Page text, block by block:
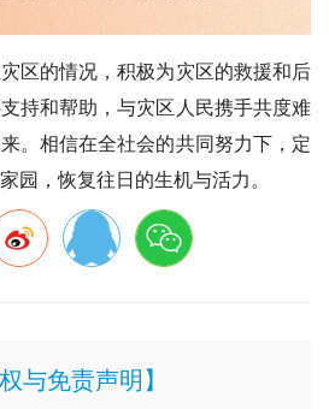
区的情况，积极为灾区的救援和后
持和帮助，与灾区人民携手共度难
。相信在全社会的共同努力下，定
园，恢复往日的生机与活力。
权与免责声明】